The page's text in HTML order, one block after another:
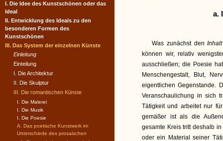
a.
Was zunächst den
können wir, relativ
ausschließen; die Poesie
Menschengestalt, Blut,
eigentlichen Gegenstande.
Veranschaulichung in sich
Tätigkeit und arbeitet nur
gemäßer ist als die
gesamte Kreis tritt deshalb
oder ein Material seiner
I. Die Idee des Kunstschönen oder das
Ideal
II. Entwicklung des Ideals zu den
besonderen Formen des
Kunstschönen
III. Das System der einzelnen Künste
Einleitung
Einteilung
I. Die Architektur
II. Die Skulptur
III. Die romantischen Künste
I. Die Malerei
I. Die Musik
I. Die Poesie
A. Das poetische Kunstwerk im
Unterschiede des prosaischen